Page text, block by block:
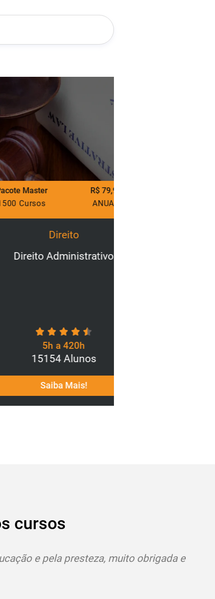
R$ 79,90
Administrativo
Alunos
Saiba Mais!
cursos